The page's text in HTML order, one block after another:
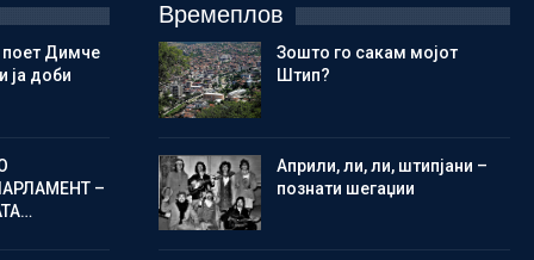
Димче
ја доби
–
Времеплов
Зошто го сакам мојот
Штип?
Aприли, ли, ли, штипјани –
познати шегаџии